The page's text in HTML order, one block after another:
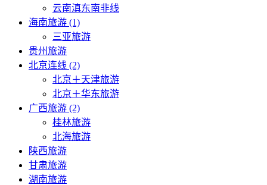
云南滇东南非线
海南旅游 (1)
三亚旅游
贵州旅游
北京连线 (2)
北京＋天津旅游
北京＋华东旅游
广西旅游 (2)
桂林旅游
北海旅游
陕西旅游
甘肃旅游
湖南旅游